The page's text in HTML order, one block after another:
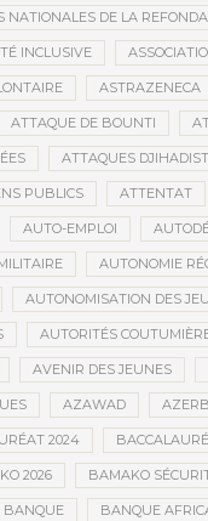
NATIONALES DE LA
INCLUSIVE
ASTRAZENECA
ATTAQUE DE BOUNTI
ATTAQUES
PUBLICS ATTENTAT
AUTO-EMPLOI
AUTONOMIE
AUTONOMISATION DES
AUTORITÉS
AVENIR DES JEUNES
AZAWAD
2024
2026 BAMAKO
BANQUE BANQUE